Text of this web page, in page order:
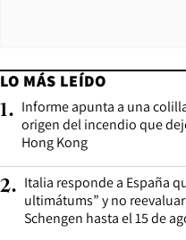
LO MÁS LEÍDO
1. Informe apunta a una
origen del incendio que
Hong Kong
2. Italia responde a España
ultimátums” y no
Schengen hasta el 15 de